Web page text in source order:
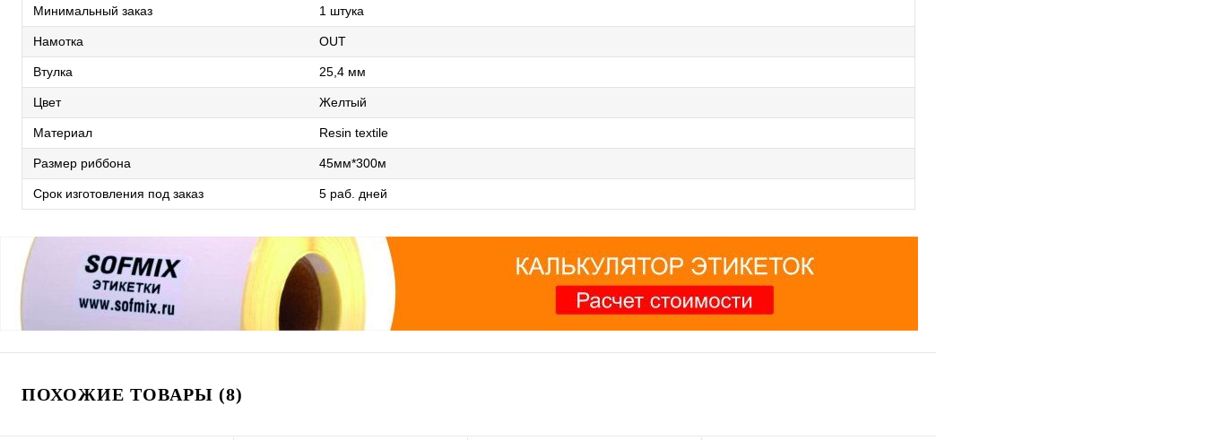
Минимальный заказ 1 штука
Намотка OUT
Втулка 25,4 мм
Цвет Желтый
Материал Resin textile
Размер риббона 45мм*300м
Срок изготовления под заказ 5 раб. дней
ПОХОЖИЕ ТОВАРЫ (8)